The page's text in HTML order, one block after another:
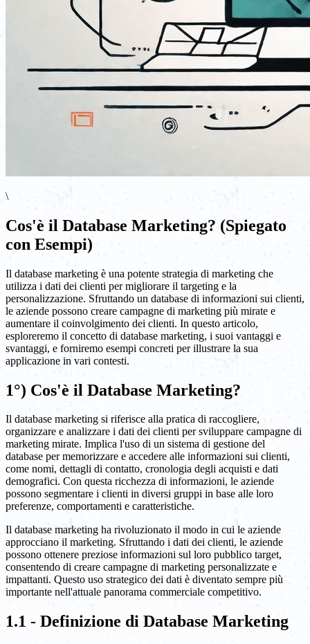
\
Cos'è il Database Marketing? (Spiegato
con Esempi)
Il database marketing è una potente strategia di marketing che
utilizza i dati dei clienti per migliorare il targeting e la
personalizzazione. Sfruttando un database di informazioni sui clienti,
le aziende possono creare campagne di marketing più mirate e
aumentare il coinvolgimento dei clienti. In questo articolo,
esploreremo il concetto di database marketing, i suoi vantaggi e
svantaggi, e forniremo esempi concreti per illustrare la sua
applicazione in vari contesti.
1°) Cos'è il Database Marketing?
Il database marketing si riferisce alla pratica di raccogliere,
organizzare e analizzare i dati dei clienti per sviluppare campagne di
marketing mirate. Implica l'uso di un sistema di gestione del
database per memorizzare e accedere alle informazioni sui clienti,
come nomi, dettagli di contatto, cronologia degli acquisti e dati
demografici. Con questa ricchezza di informazioni, le aziende
possono segmentare i clienti in diversi gruppi in base alle loro
preferenze, comportamenti e caratteristiche.
Il database marketing ha rivoluzionato il modo in cui le aziende
approcciano il marketing. Sfruttando i dati dei clienti, le aziende
possono ottenere preziose informazioni sul loro pubblico target,
consentendo di creare campagne di marketing personalizzate e
impattanti. Questo uso strategico dei dati è diventato sempre più
importante nell'attuale panorama commerciale competitivo.
1.1 - Definizione di Database Marketing